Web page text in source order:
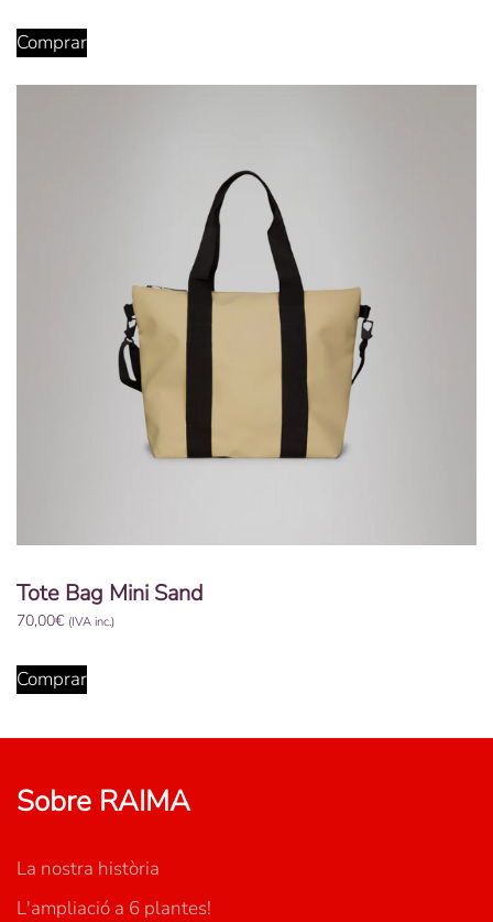
Comprar
Tote Bag Mini Sand
70,00€ (IVA inc.)
Comprar
Sobre RAIMA
La nostra història
L'ampliació a 6 plantes!